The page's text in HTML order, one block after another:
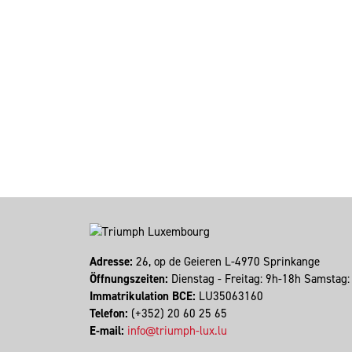
Adresse: 26, op de Geieren L-4970 Sprinkange
Öffnungszeiten: Dienstag - Freitag: 9h-18h
Immatrikulation BCE: LU35063160
Telefon: (+352) 20 60 25 65
E-mail: info@triumph-lux.lu